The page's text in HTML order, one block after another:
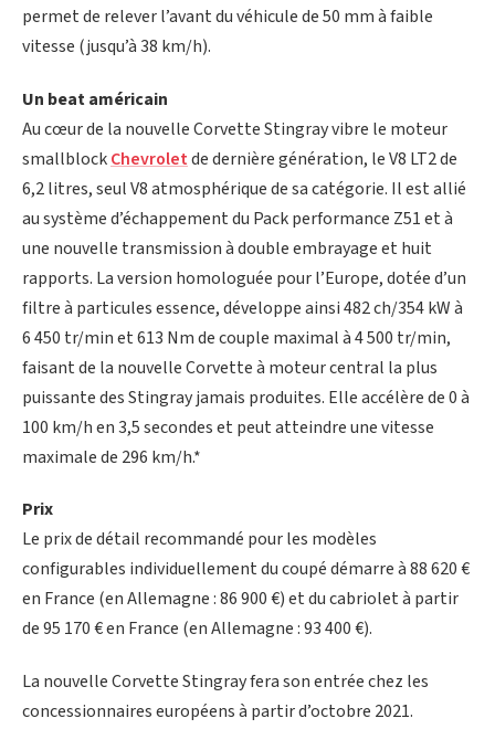
permet de relever l’avant du véhicule de 50 mm à faible
vitesse (jusqu’à 38 km/h).
Un beat américain
Au cœur de la nouvelle Corvette Stingray vibre le moteur
smallblockChevroletde dernière génération, le V8 LT2 de
6,2 litres, seul V8 atmosphérique de sa catégorie. Il est allié
au système d’échappement du Pack performance Z51 et à
une nouvelle transmission à double embrayage et huit
rapports. La version homologuée pour l’Europe, dotée d’un
filtre à particules essence, développe ainsi 482 ch/354 kW à
6 450 tr/min et 613 Nm de couple maximal à 4 500 tr/min,
faisant de la nouvelle Corvette à moteur central la plus
puissante des Stingray jamais produites. Elle accélère de 0 à
100 km/h en 3,5 secondes et peut atteindre une vitesse
maximale de 296 km/h.*
Prix
Le prix de détail recommandé pour les modèles
configurables individuellement du coupé démarre à 88 620 €
en France (en Allemagne : 86 900 €) et du cabriolet à partir
de 95 170 € en France (en Allemagne : 93 400 €).
La nouvelle Corvette Stingray fera son entrée chez les
concessionnaires européens à partir d’octobre 2021.